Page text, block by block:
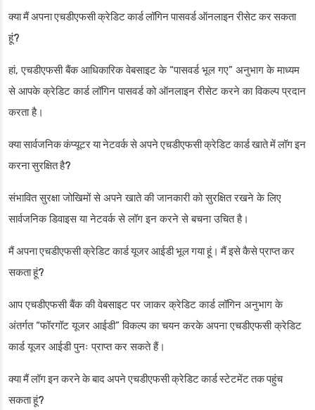
क्या मैं अपना एचडीएफसी क्रेडिट कार्ड लॉगिन पासवर्ड ऑनलाइन रीसेट कर सकता
हूं?
हां, एचडीएफसी बैंक आधिकारिक वेबसाइट के “पासवर्ड भूल गए” अनुभाग के माध्यम
से आपके क्रेडिट कार्ड लॉगिन पासवर्ड को ऑनलाइन रीसेट करने का विकल्प प्रदान
करता है।
क्या सार्वजनिक कंप्यूटर या नेटवर्क से अपने एचडीएफसी क्रेडिट कार्ड खाते में लॉग इन
करना सुरक्षित है?
संभावित सुरक्षा जोखिमों से अपने खाते की जानकारी को सुरक्षित रखने के लिए
सार्वजनिक डिवाइस या नेटवर्क से लॉग इन करने से बचना उचित है।
मैं अपना एचडीएफसी क्रेडिट कार्ड यूजर आईडी भूल गया हूं। मैं इसे कैसे प्राप्त कर
सकता हूं?
आप एचडीएफसी बैंक की वेबसाइट पर जाकर क्रेडिट कार्ड लॉगिन अनुभाग के
अंतर्गत “फॉरगॉट यूजर आईडी” विकल्प का चयन करके अपना एचडीएफसी क्रेडिट
कार्ड यूजर आईडी पुनः प्राप्त कर सकते हैं।
क्या मैं लॉग इन करने के बाद अपने एचडीएफसी क्रेडिट कार्ड स्टेटमेंट तक पहुंच
सकता हूं?